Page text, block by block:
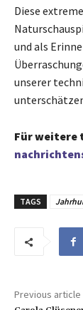
Diese
und als
unserer
Für weitere
TAGS
Previous article